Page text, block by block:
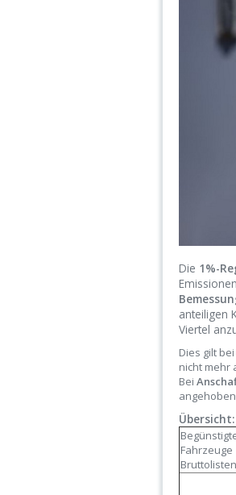
Die 1%-
anteiligen
Viertel
Dies gilt bei
nicht mehr
Bei
Fahrzeuge